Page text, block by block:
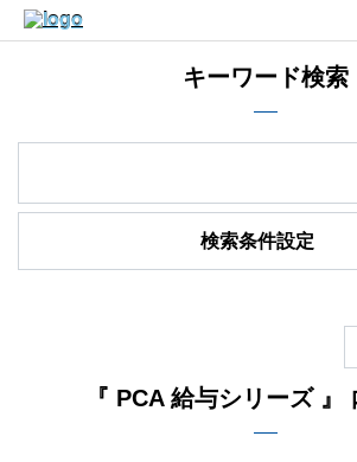
キーワード検索
検索条件設定
『 PCA 給与シリーズ 』